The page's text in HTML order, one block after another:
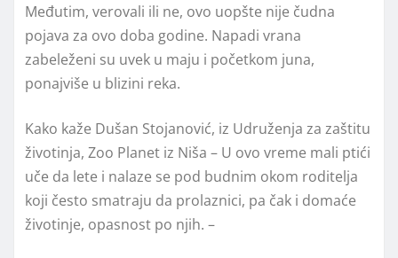
Međutim, verovali ili ne, ovo uopšte nije čudna
pojava za ovo doba godine. Napadi vrana
zabeleženi su uvek u maju i početkom juna,
ponajviše u blizini reka.
Kako kaže Dušan Stojanović, iz Udruženja za zaštitu
životinja, Zoo Planet iz Niša – U ovo vreme mali ptići
uče da lete i nalaze se pod budnim okom roditelja
koji često smatraju da prolaznici, pa čak i domaće
životinje, opasnost po njih. –